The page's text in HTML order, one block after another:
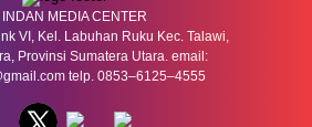
INDAN MEDIA CENTER
VI, Kel. Labuhan Ruku Kec. Talawi,
Provinsi Sumatera Utara. email:
telp. 0853–6125–4555